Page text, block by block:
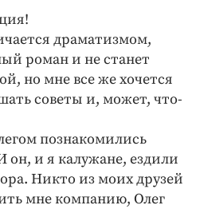
драматизмом,
роман и не станет
но мне все же хочется
советы и, может, что-
познакомились
он, и я калужане, ездили
Никто из моих друзей
мне компанию, Олег